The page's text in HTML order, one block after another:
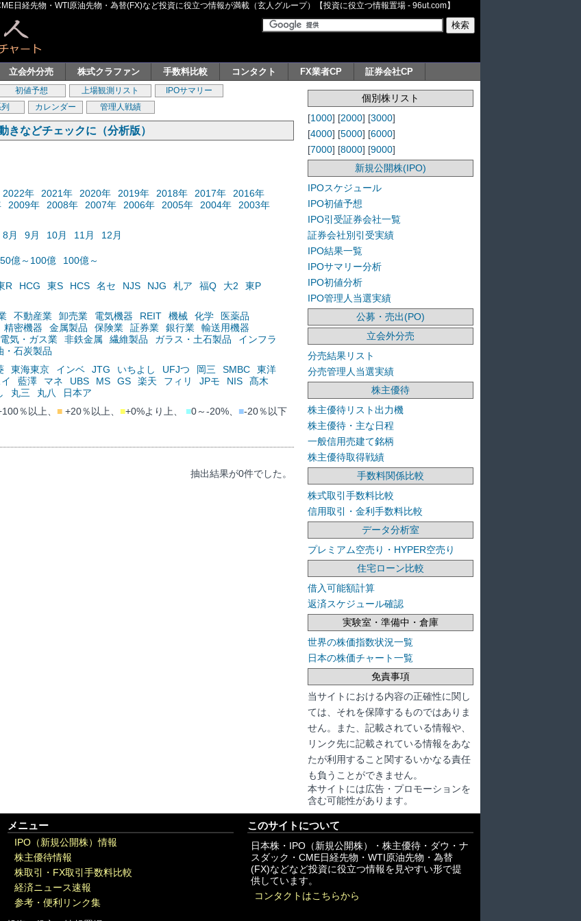
日経先物・WTI原油先物・為替(FX)など投資に役立つ情報が満載（玄人グループ）【投資に役立つ情報置場 - 96ut.com】
立会外分売 株式クラファン 手数料比較 コンタクト FX業者CP 証券会社CP
初値予想 上場観測リスト
IPOサマリー
カレンダー 管理人戦績
きなどチェックに（分析版）
2022年 2021年 2020年 2019年 2018年 2017年
2016年
2009年 2008年 2007年 2006年 2005年 2004年
2003年
8月 9月 10月 11月 12月
50億～100億 100億～
R HCG 東S HCS 名セ NJS NJG 札ア 福Q 大2
東P
不動産業 卸売業 電気機器 REIT 機械 化学
医薬品
精密機器 金属製品 保険業 証券業 銀行業
輸送用機器
電気・ガス業 非鉄金属 繊維製品 ガラス・土石製品
インフラ
・石炭製品
東海東京 インベ JTG いちよし UFJつ 岡三 SMBC
東洋
藍澤 マネ UBS MS GS 楽天 フィリ JPモ NIS
髙木
丸三 丸八
日本ア
％以上、 ■+20％以上、 ■+0%より上、 ■0～-20%、 ■-20％以下
抽出結果が0件でした。
個別株リスト
[1000] [2000] [3000]
[4000] [5000] [6000]
[7000] [8000] [9000]
新規公開株(IPO)
IPOスケジュール
IPO初値予想
IPO引受証券会社一覧
証券会社別引受実績
IPO結果一覧
IPOサマリー分析
IPO初値分析
IPO管理人当選実績
公募・売出(PO)
立会外分売
分売結果リスト
分売管理人当選実績
株主優待
株主優待リスト出力機
株主優待・主な日程
一般信用売建て銘柄
株主優待取得戦績
手数料関係比較
株式取引手数料比較
信用取引・金利手数料比較
データ分析室
プレミアム空売り・HYPER空売り
住宅ローン比較
借入可能額計算
返済スケジュール確認
実験室・準備中・倉庫
世界の株価指数状況一覧
日本の株価チャート一覧
免責事項
当サイトにおける内容の正確性に関し
ては、それを保障するものではありま
せん。また、記載されている情報や、
リンク先に記載されている情報をあな
たが利用すること関するいかなる責任
も負うことができません。
本サイトには広告・プロモーションを
含む可能性があります。
メニュー
IPO（新規公開株）情報
株主優待情報
株取引・FX取引手数料比較
経済ニュース速報
参考・便利リンク集
このサイトについて
日本株・IPO（新規公開株）・株主優待・ダウ・ナ
スダック・CME日経先物・WTI原油先物・為替
(FX)などなど投資に役立つ情報を見やすい形で提
供しています。
コンタクトはこちらから